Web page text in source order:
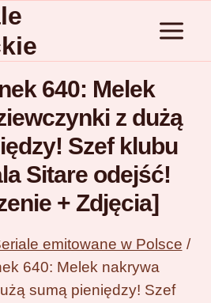
640: Melek
z dużą
Szef klubu
Sitare odejść!
+ Zdjęcia]
emitowane w Polsce /
640: Melek nakrywa
sumą pieniędzy! Szef